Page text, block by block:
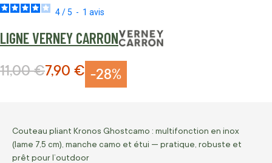
4/5 - 1 avis
LIGNE VERNEY CARRON
-28%
Prix Spécial
7,90 €
Prix normal
11,00 €
Couteau pliant Kronos Ghostcamo : multifonction en inox
(lame 7,5 cm), manche camo et étui — pratique, robuste et
prêt pour l’outdoor